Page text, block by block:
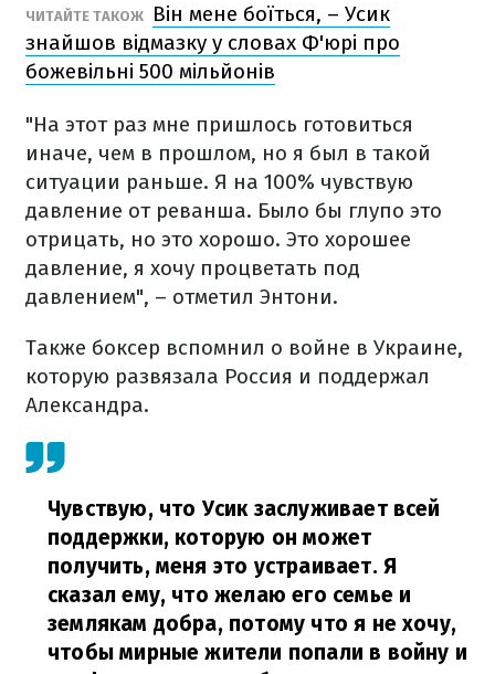
ЧИТАЙТЕ ТАКОЖ
Він мене боїться, – Усик
знайшов відмазку у словах Ф'юрі про
божевільні 500 мільйонів
"На этот раз мне пришлось готовиться
иначе, чем в прошлом, но я был в такой
ситуации раньше. Я на 100% чувствую
давление от реванша. Было бы глупо это
отрицать, но это хорошо. Это хорошее
давление, я хочу процветать под
давлением", – отметил Энтони.
Также боксер вспомнил о войне в Украине,
которую развязала Россия и поддержал
Александра.
Чувствую, что Усик заслуживает всей
поддержки, которую он может
получить, меня это устраивает. Я
сказал ему, что желаю его семье и
землякам добра, потому что я не хочу,
чтобы мирные жители попали в войну и